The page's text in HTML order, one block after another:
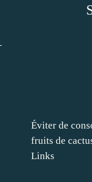
Éviter de
fruits de
Links